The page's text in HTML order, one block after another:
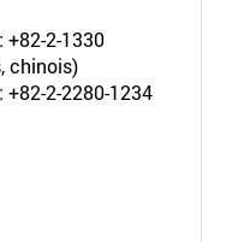
+82-2-1330
chinois)
+82-2-2280-1234